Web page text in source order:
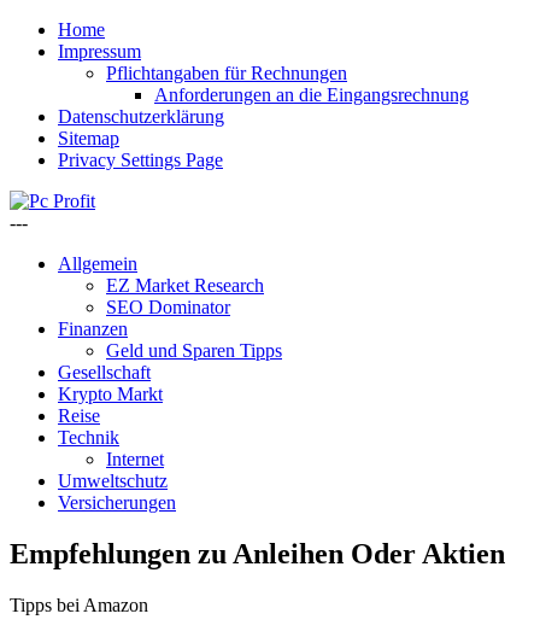
Home
Impressum
Pflichtangaben für Rechnungen
Anforderungen an die Eingangsrechnung
Datenschutzerklärung
Sitemap
Privacy Settings Page
---
Allgemein
EZ Market Research
SEO Dominator
Finanzen
Geld und Sparen Tipps
Gesellschaft
Krypto Markt
Reise
Technik
Internet
Umweltschutz
Versicherungen
Empfehlungen zu Anleihen Oder Aktien
Tipps bei Amazon